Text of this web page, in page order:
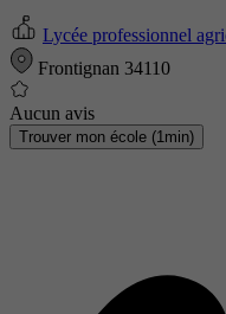
Lycée professionnel
Frontignan 34110
Aucun avis
Trouver mon école (1min)